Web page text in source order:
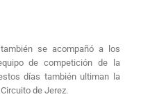
se acompañó a los
de competición de la
días también ultiman la
de Jerez.